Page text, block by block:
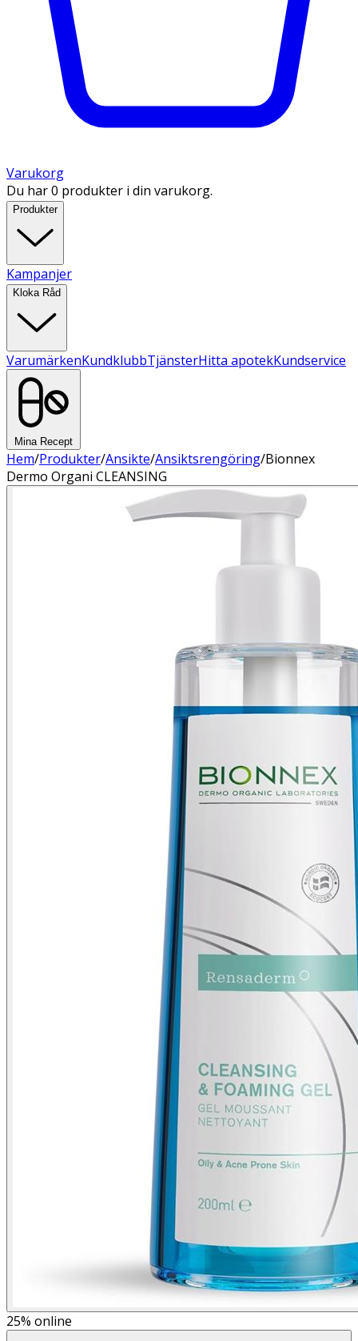
Varukorg
Du har 0 produkter i din varukorg.
Produkter
Kampanjer
Kloka Råd
VarumärkenKundklubbTjänsterHitta apotekKundservice
Mina Recept
Hem/Produkter/Ansikte/Ansiktsrengöring/Bionnex
Dermo Organi CLEANSING
25% online